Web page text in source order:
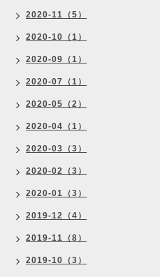
2020-11（5）
2020-10（1）
2020-09（1）
2020-07（1）
2020-05（2）
2020-04（1）
2020-03（3）
2020-02（3）
2020-01（3）
2019-12（4）
2019-11（8）
2019-10（3）